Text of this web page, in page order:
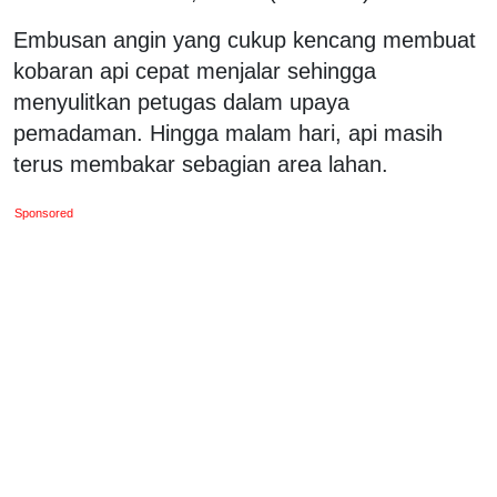
Embusan angin yang cukup kencang membuat
kobaran api cepat menjalar sehingga
menyulitkan petugas dalam upaya
pemadaman. Hingga malam hari, api masih
terus membakar sebagian area lahan.
Sponsored